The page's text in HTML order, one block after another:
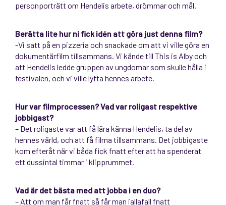
personporträtt om Hendelis arbete, drömmar och mål.
Berätta lite hur ni fick idén att göra just denna film?
-Vi satt på en pizzeria och snackade om att vi ville göra en
dokumentärfilm tillsammans. Vi kände till This is Alby och
att Hendelis ledde gruppen av ungdomar som skulle hålla i
festivalen, och vi ville lyfta hennes arbete.
Hur var filmprocessen? Vad var roligast respektive
jobbigast?
– Det roligaste var att få lära känna Hendelis, ta del av
hennes värld, och att få filma tillsammans. Det jobbigaste
kom efteråt när vi båda fick fnatt efter att ha spenderat
ett dussintal timmar i klipprummet.
Vad är det bästa med att jobba i en duo?
– Att om man får fnatt så får man iallafall fnatt